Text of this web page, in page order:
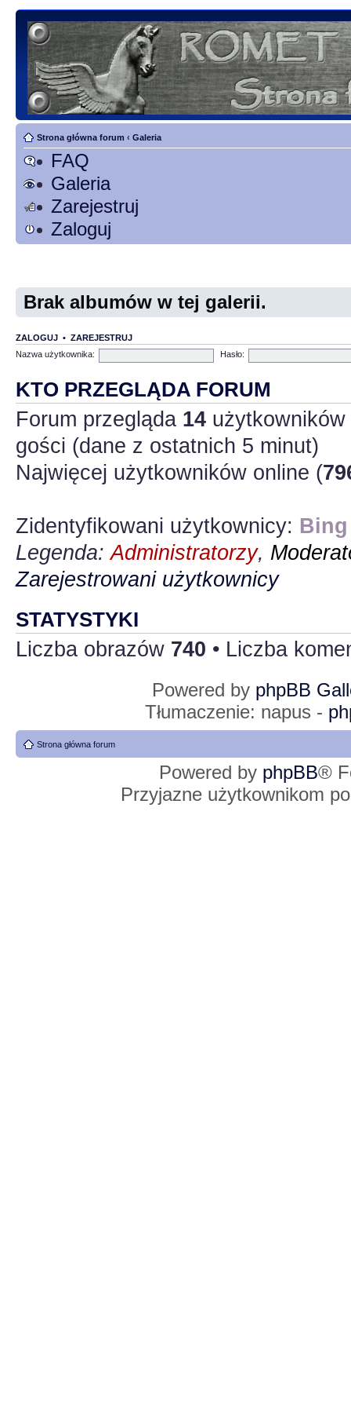
Strona główna forum ‹ Galeria
FAQ
Galeria
Zarejestruj
Zaloguj
Brak albumów w tej galerii.
ZALOGUJ • ZAREJESTRUJ
Nazwa użytkownika:
Hasło:
KTO PRZEGLĄDA FORUM
Forum przegląda 14
gości (dane z ostatnich 5 minut)
Najwięcej użytkowników online (
Zidentyfikowani użytkownicy:
Legenda:Administratorzy,
Zarejestrowani użytkownicy
STATYSTYKI
Liczba obrazów 740 • Liczba
Powered by phpBB
Tłumaczenie: napus -
Strona główna forum
Powered by phpBB®
Przyjazne użytkownikom